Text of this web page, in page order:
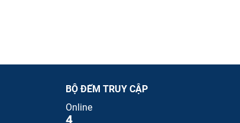
BỘ ĐẾM TRUY CẬP
Online
4